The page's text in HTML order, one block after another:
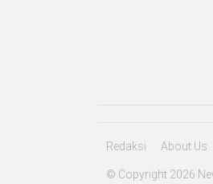
Redaksi About Us
© Copyright 2026